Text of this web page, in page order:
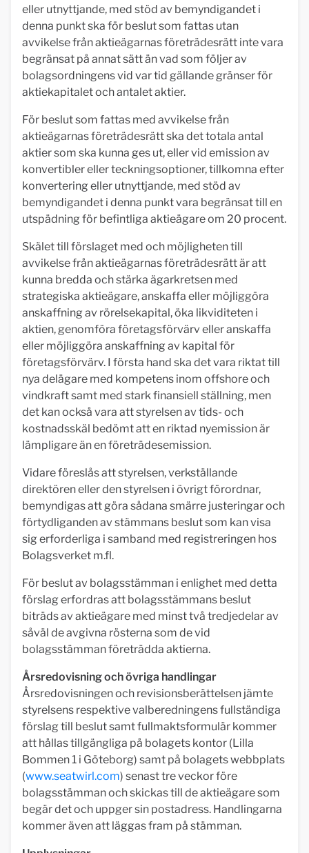
eller utnyttjande, med stöd av bemyndigandet i
denna punkt ska för beslut som fattas utan
avvikelse från aktieägarnas företrädesrätt inte vara
begränsat på annat sätt än vad som följer av
bolagsordningens vid var tid gällande gränser för
aktiekapitalet och antalet aktier.
För beslut som fattas med avvikelse från
aktieägarnas företrädesrätt ska det totala antal
aktier som ska kunna ges ut, eller vid emission av
konvertibler eller teckningsoptioner, tillkomna efter
konvertering eller utnyttjande, med stöd av
bemyndigandet i denna punkt vara begränsat till en
utspädning för befintliga aktieägare om 20 procent.
Skälet till förslaget med och möjligheten till
avvikelse från aktieägarnas företrädesrätt är att
kunna bredda och stärka ägarkretsen med
strategiska aktieägare, anskaffa eller möjliggöra
anskaffning av rörelsekapital, öka likviditeten i
aktien, genomföra företagsförvärv eller anskaffa
eller möjliggöra anskaffning av kapital för
företagsförvärv. I första hand ska det vara riktat till
nya delägare med kompetens inom offshore och
vindkraft samt med stark finansiell ställning, men
det kan också vara att styrelsen av tids- och
kostnadsskäl bedömt att en riktad nyemission är
lämpligare än en företrädes­emission.
Vidare föreslås att styrelsen, verkställande
direktören eller den styrelsen i övrigt förordnar,
bemyndigas att göra sådana smärre justeringar och
förtydliganden av stämmans beslut som kan visa
sig erforderliga i samband med registreringen hos
Bolagsverket m.fl.
För beslut av bolagsstämman i enlighet med detta
förslag erfordras att bolagsstämmans beslut
biträds av aktieägare med minst två tredjedelar av
såväl de avgivna rösterna som de vid
bolagsstämman företrädda aktierna.
Årsredovisning och övriga handlingar
Årsredovisningen och revisionsberättelsen jämte
styrelsens respektive valberedningens fullständiga
förslag till beslut samt fullmaktsformulär kommer
att hållas tillgängliga på bolagets kontor (Lilla
Bommen 1 i Göteborg) samt på bolagets webbplats
(www.seatwirl.com) senast tre veckor före
bolagsstämman och skickas till de aktieägare som
begär det och uppger sin postadress. Handlingarna
kommer även att läggas fram på stämman.